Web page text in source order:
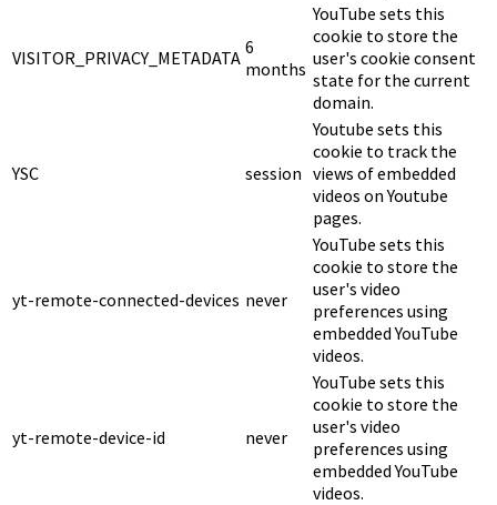
VISITOR_PRIVACY_METADATA 6
months
YouTube sets this
cookie to store the
user's cookie consent
state for the current
domain.
YSC session
Youtube sets this
cookie to track the
views of embedded
videos on Youtube
pages.
yt-remote-connected-devices never
YouTube sets this
cookie to store the
user's video
preferences using
embedded YouTube
videos.
yt-remote-device-id never
YouTube sets this
cookie to store the
user's video
preferences using
embedded YouTube
videos.